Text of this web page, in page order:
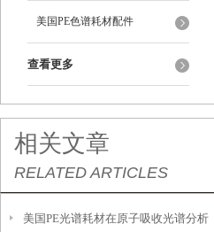
美国PE色谱耗材配件
查看更多
相关文章
RELATED ARTICLES
美国PE光谱耗材在原子吸收光谱分析